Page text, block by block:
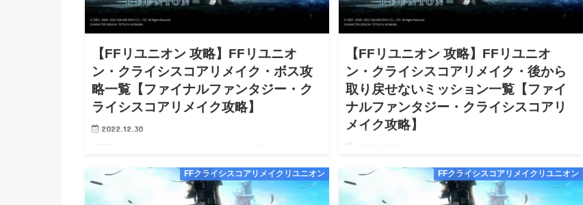
【FFリユニオン 攻略】FFリユニオ
ン・クライシスコアリメイク・ボス攻
略一覧【ファイナルファンタジー・ク
ライシスコアリメイク攻略】
2022.12.30
Reunion クライシスコア リメイク Switch Steam PS4
PS5 攻略】【FFリ…
【FFリユニオン 攻略】FFリユニオ
ン・クライシスコアリメイク・後から
取り戻せないミッション一覧【ファイ
ナルファンタジー・クライシスコアリ
メイク攻略】
【FFリユニオン ファイナルファンタジー Reunion クライ
シスコア リメイク 後から取り戻せないミッション一覧
攻略】【FFリユニオン Reunion クライシスコア リメイク
FFクライシスコアリメイクリユニオン FFクライシスコアリメイクリユニオン